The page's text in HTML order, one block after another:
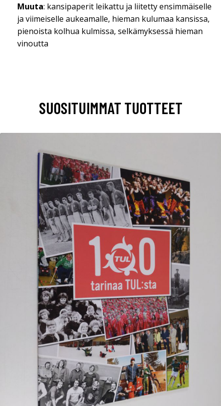
Muuta: kansipaperit leikattu ja liitetty ensimmäiselle
ja viimeiselle aukeamalle, hieman kulumaa kansissa,
pienoista kolhua kulmissa, selkämyksessä hieman
vinoutta
SUOSITUIMMAT TUOTTEET